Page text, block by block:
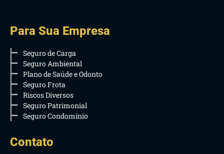
Para Sua Empresa
Seguro de Carga
Seguro Ambiental
Plano de Saúde e Odonto
Seguro Frota
Riscos Diversos
Seguro Patrimonial
Seguro Condomínio
Contato